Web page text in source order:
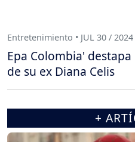
Entretenimiento • JUL 30 / 2024
Epa Colombia'
de su ex Diana Celis
+